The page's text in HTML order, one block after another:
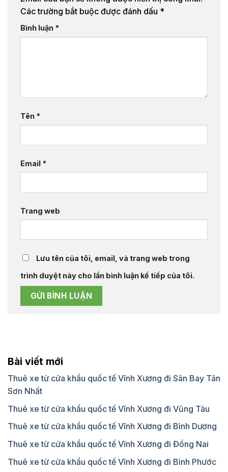
Các trường bắt buộc được đánh dấu *
Bình luận *
Tên *
Email *
Trang web
Lưu tên của tôi, email, và trang web trong
trình duyệt này cho lần bình luận kế tiếp của tôi.
Bài viết mới
Thuê xe từ cửa khẩu quốc tế Vĩnh Xương đi Sân Bay Tân
Sơn Nhất
Thuê xe từ cửa khẩu quốc tế Vĩnh Xương đi Vũng Tàu
Thuê xe từ cửa khẩu quốc tế Vĩnh Xương đi Bình Dương
Thuê xe từ cửa khẩu quốc tế Vĩnh Xương đi Đồng Nai
Thuê xe từ cửa khẩu quốc tế Vĩnh Xương đi Bình Phước